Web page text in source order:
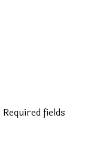
Required fields